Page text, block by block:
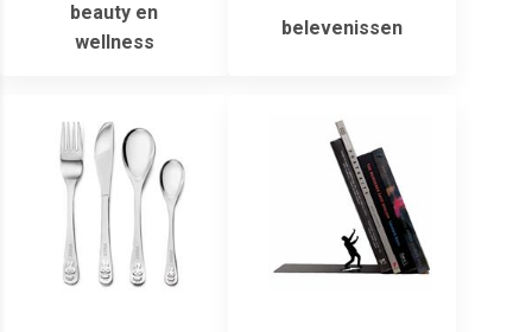
beauty en
wellness
belevenissen